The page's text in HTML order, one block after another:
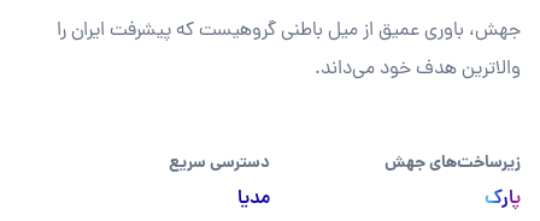
جهش، باوری عمیق از میل باطنی گروهیست که پیشرفت ایران را
والاترین هدف خود می‌داند.
زیرساخت‌های جهش
پارک
دسترسی سریع
مدیا